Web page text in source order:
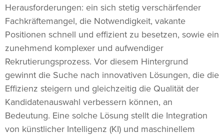
Herausforderungen: ein sich stetig verschärfender
Fachkräftemangel, die Notwendigkeit, vakante
Positionen schnell und effizient zu besetzen, sowie ein
zunehmend komplexer und aufwendiger
Rekrutierungsprozess. Vor diesem Hintergrund
gewinnt die Suche nach innovativen Lösungen, die die
Effizienz steigern und gleichzeitig die Qualität der
Kandidatenauswahl verbessern können, an
Bedeutung. Eine solche Lösung stellt die Integration
von künstlicher Intelligenz (KI) und maschinellem